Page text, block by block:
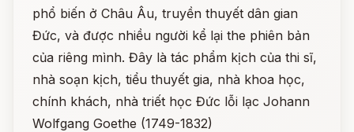
phổ biến ở Châu Âu, truyền thuyết dân gian
Đức, và được nhiều người kể lại the phiên bản
của riêng mình. Đây là tác phẩm kịch của thi sĩ,
nhà soạn kịch, tiểu thuyết gia, nhà khoa học,
chính khách, nhà triết học Đức lỗi lạc Johann
Wolfgang Goethe (1749-1832)